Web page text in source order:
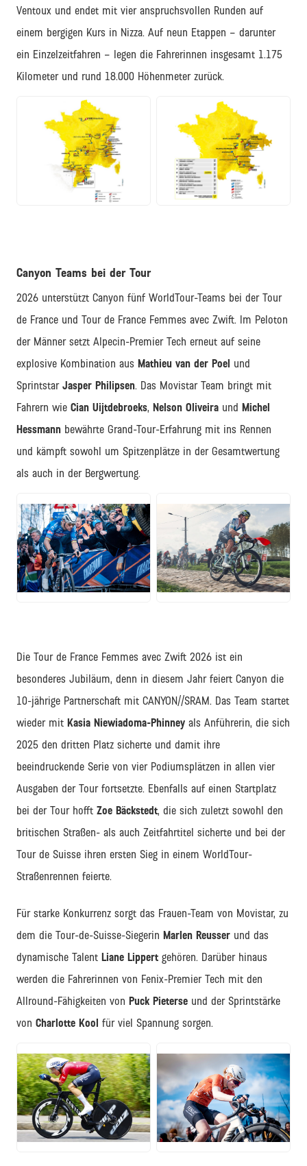
Ventoux und endet mit vier anspruchsvollen Runden auf
einem bergigen Kurs in Nizza. Auf neun Etappen – darunter
ein Einzelzeitfahren – legen die Fahrerinnen insgesamt 1.175
Kilometer und rund 18.000 Höhenmeter zurück.
JPG
Canyon Teams bei der Tour
2026 unterstützt Canyon fünf WorldTour-Teams bei der Tour
de France und Tour de France Femmes avec Zwift. Im Peloton
der Männer setzt Alpecin-Premier Tech erneut auf seine
explosive Kombination aus Mathieu van der Poel und
Sprintstar Jasper Philipsen. Das Movistar Team bringt mit
Fahrern wie Cian Uijtdebroeks, Nelson Oliveira und Michel
Hessmann bewährte Grand-Tour-Erfahrung mit ins Rennen
und kämpft sowohl um Spitzenplätze in der Gesamtwertung
als auch in der Bergwertung.
JPG JPG
Die Tour de France Femmes avec Zwift 2026 ist ein
besonderes Jubiläum, denn in diesem Jahr feiert Canyon die
10-jährige Partnerschaft mit CANYON//SRAM. Das Team startet
wieder mit Kasia Niewiadoma-Phinney als Anführerin, die sich
2025 den dritten Platz sicherte und damit ihre
beeindruckende Serie von vier Podiumsplätzen in allen vier
Ausgaben der Tour fortsetzte. Ebenfalls auf einen Startplatz
bei der Tour hofft Zoe Bäckstedt, die sich zuletzt sowohl den
britischen Straßen- als auch Zeitfahrtitel sicherte und bei der
Tour de Suisse ihren ersten Sieg in einem WorldTour-
Straßenrennen feierte.
Für starke Konkurrenz sorgt das Frauen-Team von Movistar, zu
dem die Tour-de-Suisse-Siegerin Marlen Reusser und das
dynamische Talent Liane Lippert gehören. Darüber hinaus
werden die Fahrerinnen von Fenix-Premier Tech mit den
Allround-Fähigkeiten von Puck Pieterse und der Sprintstärke
von Charlotte Kool für viel Spannung sorgen.
JPG JPG